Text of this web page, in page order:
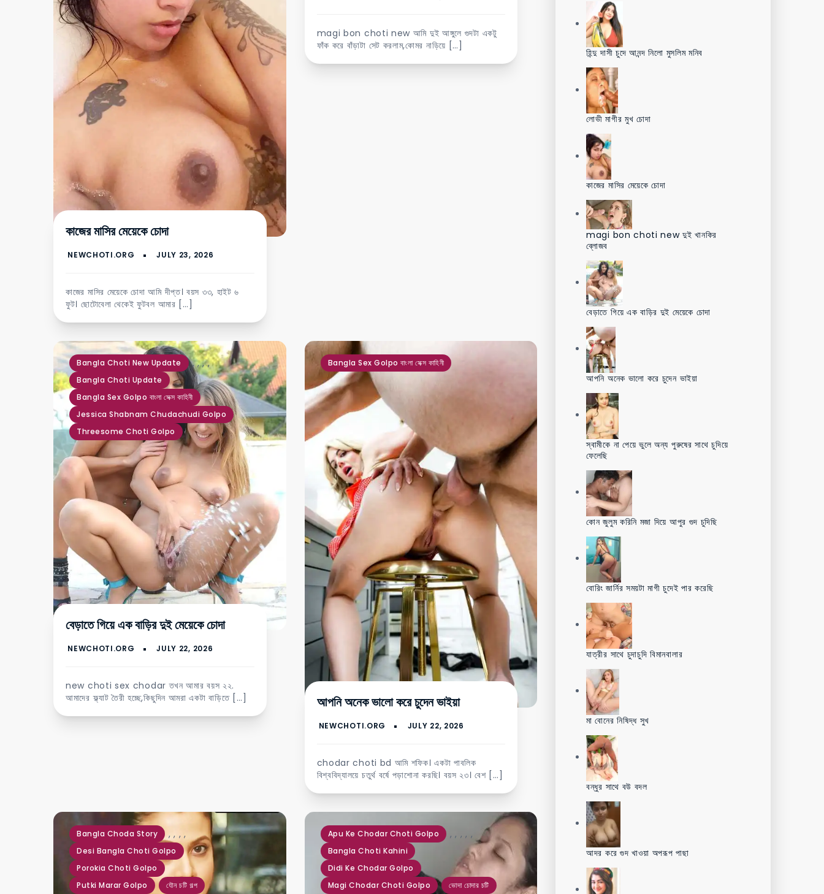
কাজের মাসির মেয়েকে চোদা
কাজের মাসির মেয়েকে চোদা আমি দীপ্ত। বয়স ৩৩, হাইট ৬
ফুট। ছোটোবেলা থেকেই ফুটবল আমার […]
magi bon choti new আমি দুই আঙ্গুলে গুদটা একটু
ফাঁক করে বাঁড়াটা সেট করলাম,কোমর নাড়িয়ে […]
Bangla Choti New Update ,
Bangla Choti Update
,
Bangla Sex Golpo বাংলা সেক্স কাহিনী
,
Jessica Shabnam Chudachudi Golpo
,
Threesome Choti Golpo
বেড়াতে গিয়ে এক বাড়ির দুই মেয়েকে চোদা
new choti sex chodar তখন আমার বয়স ২২.
আমাদের ফ্ল্যাট তৈরী হচ্ছে,কিছুদিন আমরা একটা বাড়িতে […]
Bangla Sex Golpo বাংলা সেক্স কাহিনী
আপনি অনেক ভালো করে চুদেন ভাইয়া
chodar choti bd আমি শফিক। একটা পাবলিক
বিশ্ববিদ্যালয়ে চতুর্থ বর্ষে পড়াশোনা করছি। বয়স ২৩। বেশ […]
Bangla Choda Story ,
Desi Bangla Choti Golpo
,
Porokia Choti Golpo
,
Putki Marar Golpo
,
যৌন চটি গল্প
Apu Ke Chodar Choti Golpo ,
Bangla Choti Kahini
,
Didi Ke Chodar Golpo
,
Magi Chodar Choti Golpo
,
ভোদা চোদার চটি
,
হিন্দু দাসী চুদে আনন্দ নিলো মুসলিম মনিব
লোভী মাগীর মুখ চোদা
কাজের মাসির মেয়েকে চোদা
magi bon choti new দুই খানকির
ব্লোজব
বেড়াতে গিয়ে এক বাড়ির দুই মেয়েকে চোদা
আপনি অনেক ভালো করে চুদেন ভাইয়া
স্বামীকে না পেয়ে ভুলে অন্য পুরুষের সাথে চুদিয়ে
ফেলেছি
কোন জুলুম করিনি মজা দিয়ে আপুর গুদ চুদিছি
বোরিং জার্নির সময়টা মাগী চুদেই পার করেছি
যাত্রীর সাথে চুদাচুদি বিমানবালার
মা বোনের নিষিদ্ধ সুখ
বন্ধুর সাথে বউ বদল
আদর করে গুদ খাওয়া অপরূপ পাছা